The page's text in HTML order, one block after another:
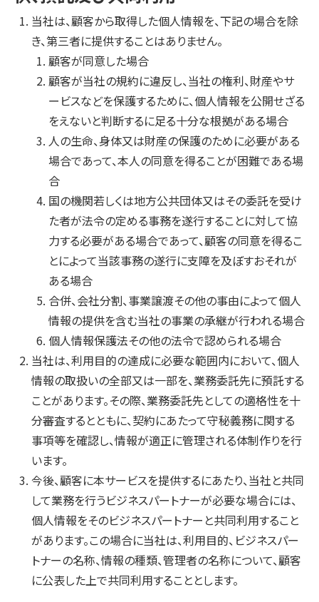
当社は、顧客から取得した個人情報を、下記の場合を除
き、第三者に提供することはありません。
顧客が同意した場合
顧客が当社の規約に違反し、当社の権利、財産やサ
ービスなどを保護するために、個人情報を公開せざる
をえないと判断するに足る十分な根拠がある場合
人の生命、身体又は財産の保護のために必要がある
場合であって、本人の同意を得ることが困難である場
合
国の機関若しくは地方公共団体又はその委託を受け
た者が法令の定める事務を遂行することに対して協
力する必要がある場合であって、顧客の同意を得るこ
とによって当該事務の遂行に支障を及ぼすおそれが
ある場合
合併、会社分割、事業譲渡その他の事由によって個人
情報の提供を含む当社の事業の承継が行われる場合
個人情報保護法その他の法令で認められる場合
当社は、利用目的の達成に必要な範囲内において、個人
情報の取扱いの全部又は一部を、業務委託先に預託する
ことがあります。その際、業務委託先としての適格性を十
分審査するとともに、契約にあたって守秘義務に関する
事項等を確認し、情報が適正に管理される体制作りを行
います。
今後、顧客に本サービスを提供するにあたり、当社と共同
して業務を行うビジネスパートナーが必要な場合には、
個人情報をそのビジネスパートナーと共同利用すること
があります。この場合に当社は、利用目的、ビジネスパー
トナーの名称、情報の種類、管理者の名称について、顧客
に公表した上で共同利用することとします。